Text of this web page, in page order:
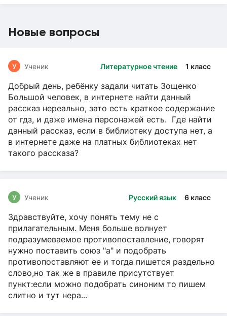
Новые вопросы
Литературное чтение 1 класс
У Ученик
Добрый день, ребёнку задали читать Зощенко
Большой человек, в интернете найти данный
рассказ нереально, зато есть краткое содержание
от гдз, и даже имена персонажей есть. Где найти
данный рассказ, если в библиотеку доступа нет, а
в интернете даже на платных библиотеках нет
такого рассказа?
Русский язык 6 класс
У Ученик
Здравствуйте, хочу понять тему не с
прилагательным. Меня больше волнует
подразумеваемое противопоставление, говорят
нужно поставить союз "а" и подобрать
противопоставляют ее и тогда пишется раздельно
слово,но так же в правиле присутствует
пункт:если можно подобрать синоним то пишем
слитно и тут нера...